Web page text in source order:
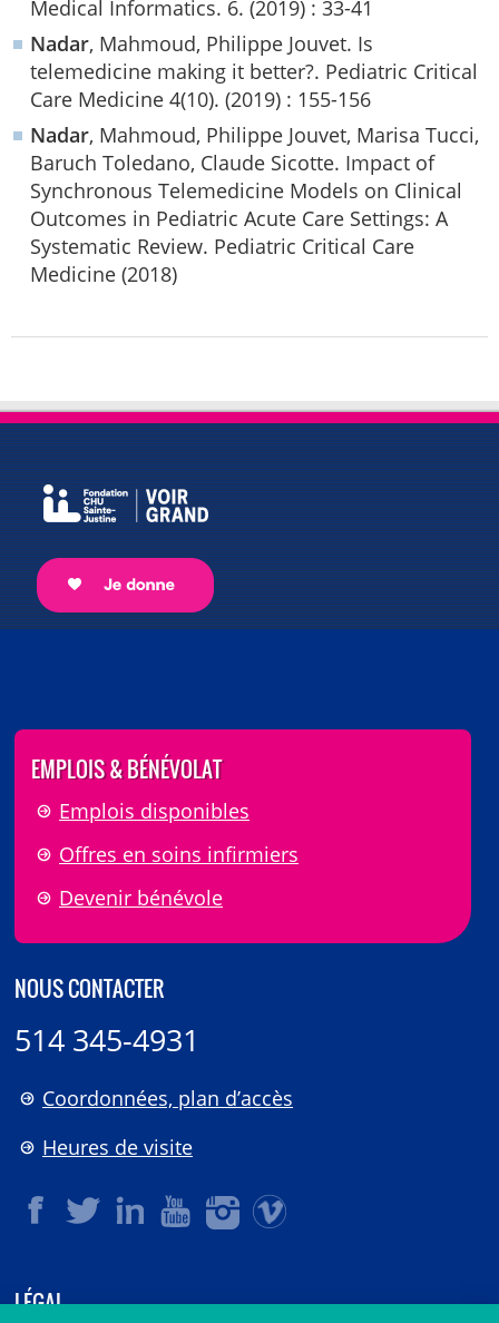
Medical Informatics. 6. (2019) : 33-41
Nadar, Mahmoud, Philippe Jouvet. Is
telemedicine making it better?. Pediatric Critical
Care Medicine 4(10). (2019) : 155-156
Nadar, Mahmoud, Philippe Jouvet, Marisa Tucci,
Baruch Toledano, Claude Sicotte. Impact of
Synchronous Telemedicine Models on Clinical
Outcomes in Pediatric Acute Care Settings: A
Systematic Review. Pediatric Critical Care
Medicine (2018)
EMPLOIS & BÉNÉVOLAT
Emplois disponibles
Offres en soins infirmiers
Devenir bénévole
NOUS CONTACTER
514 345-4931
Coordonnées, plan d’accès
Heures de visite
LÉGAL